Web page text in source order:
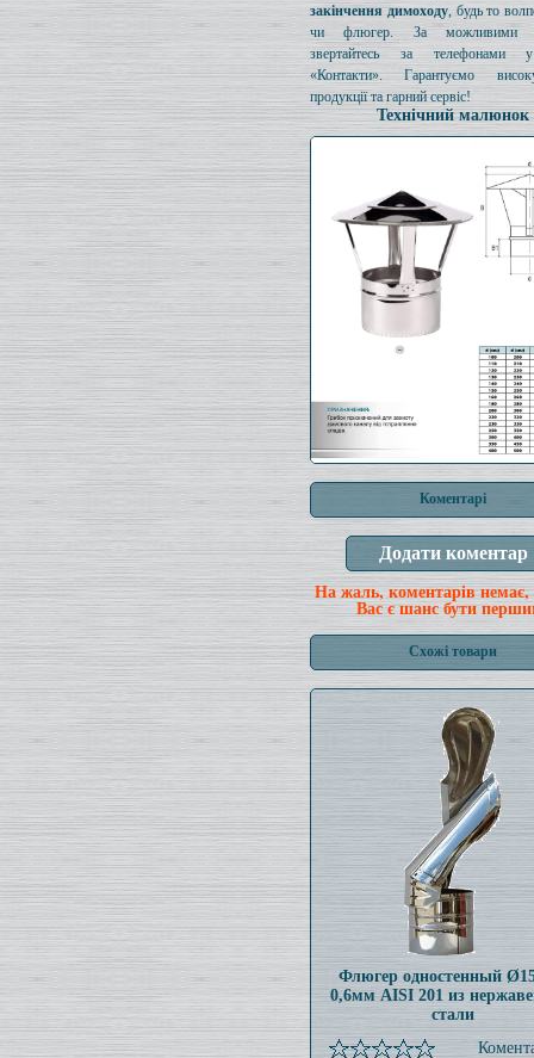
закінчення димоходу, будь то
чи флюгер. За можливими
звертайтесь за телефонами
«Контакти». Гарантуємо
продукції та гарний сервіс!
Технічний малюнок
Коментарі
На жаль, коментарів немає,
Вас є шанс бути
Схожі товари
Флюгер одностенный
0,6мм AISI 201 из
стали